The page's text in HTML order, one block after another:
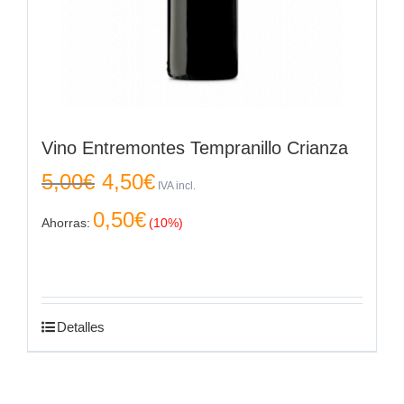
Vino Entremontes Tempranillo Crianza
5,00€ precio
era:
4,50€precio
es:
IVA incl.
Ahorras: 0,50€(10%)
Detalles